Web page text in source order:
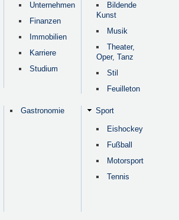
Unternehmen
Finanzen
Immobilien
Karriere
Studium
Bildende
Kunst
Musik
Theater,
Oper, Tanz
Stil
Feuilleton
Gastronomie Sport
Eishockey
Fußball
Motorsport
Tennis